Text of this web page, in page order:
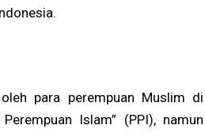
para perempuan Muslim di
Islam” (PPI), namun